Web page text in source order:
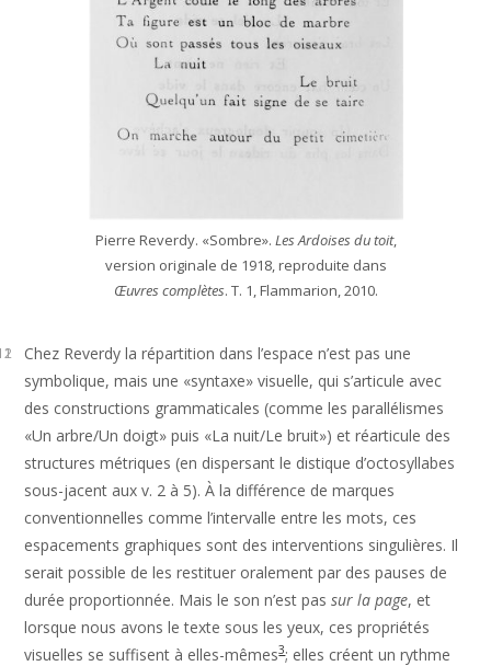
Pierre Reverdy. «Sombre». Les Ardoises du toit,
version originale de 1918, reproduite dans
Œuvres complètes. T. 1, Flammarion, 2010.
Chez Reverdy la répartition dans l’espace n’est pas une
symbolique, mais une «syntaxe» visuelle, qui s’articule avec
des constructions grammaticales (comme les parallélismes
«Un arbre/Un doigt» puis «La nuit/Le bruit») et réarticule des
structures métriques (en dispersant le distique d’octosyllabes
sous-jacent aux v. 2 à 5). À la différence de marques
conventionnelles comme l’intervalle entre les mots, ces
espacements graphiques sont des interventions singulières. Il
serait possible de les restituer oralement par des pauses de
durée proportionnée. Mais le son n’est passur la page, et
lorsque nous avons le texte sous les yeux, ces propriétés
visuelles se suffisent à elles-mêmes3; elles créent un rythme